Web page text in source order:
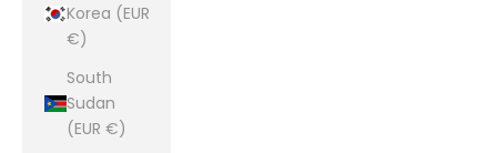
Korea (EUR
€)
South
Sudan
(EUR €)